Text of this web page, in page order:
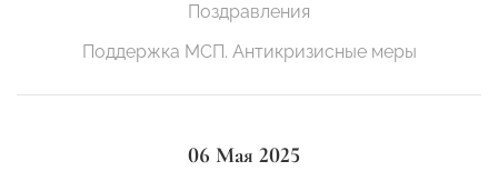
Поздравления
Поддержка МСП. Антикризисные меры
06 Мая 2025